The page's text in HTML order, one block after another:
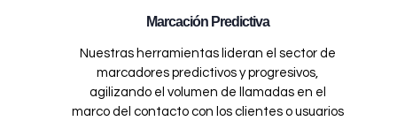
Marcación Predictiva
Nuestras herramientas lideran el sector de
marcadores predictivos y progresivos,
agilizando el volumen de llamadas en el
marco del contacto con los clientes o usuarios